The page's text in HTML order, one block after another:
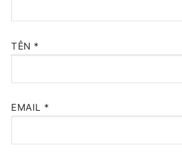
FXO VoIP Gateway
E1 / T1 / PRI VoIP Gateway
TÊN *
EMAIL *